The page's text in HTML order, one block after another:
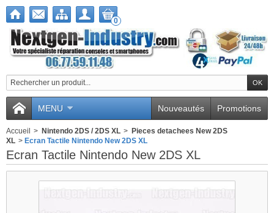
0
MENU Promotions
Nouveautés
Accueil > Nintendo 2DS / 2DS XL > Pieces detachees New 2DS
XL > Ecran Tactile Nintendo New 2DS XL
Ecran Tactile Nintendo New 2DS XL